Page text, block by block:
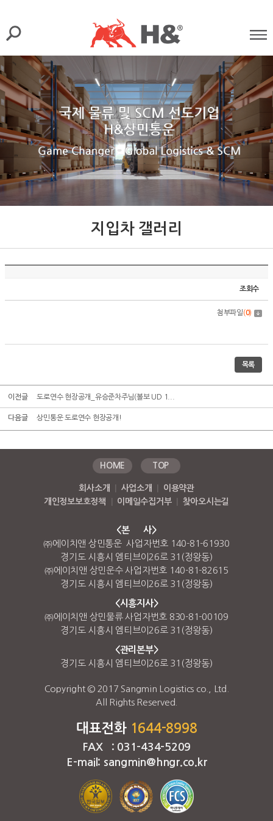
지입차 갤러리
조회수
첨부파일(0)
목록
이전글 도로연수 현장공개_유승준차주님(볼보 UD 1...
다음글 상민통운 도로연수 현장공개!
HOME TOP
회사소개 사업소개
이용약관
개인정보보호정책
이메일수집거부 찾아오시는길
<본 사>
㈜에이치앤 상민통운 사업자번호 140-81-61930
경기도 시흥시 엠티브이26로 31(정왕동)
㈜에이치앤 상민운수 사업자번호 140-81-82615
경기도 시흥시 엠티브이26로 31(정왕동)
<시흥지사>
㈜에이치앤 상민물류 사업자번호 830-81-00109
경기도 시흥시 엠티브이26로 31(정왕동)
<관리본부>
경기도 시흥시 엠티브이26로 31(정왕동)
Copyright © 2017 Sangmin Logistics co., Ltd.
All Rights Reserved.
대표전화 1644-8998
FAX : 031-434-5209
E-mail: sangmin@hngr.co.kr